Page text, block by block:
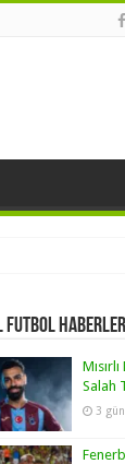
Futbol Haberleri
Salah
3